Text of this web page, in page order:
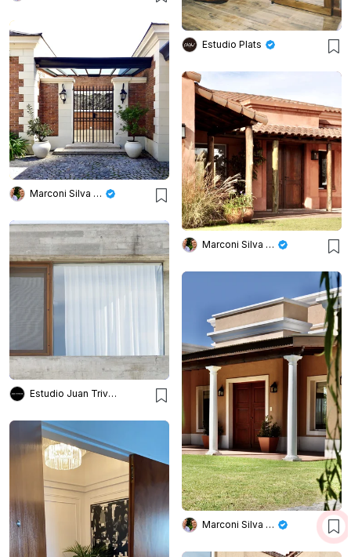
Estudio Plats
Marconi Silva Arquitectos
Marconi Silva Arquitectos
Estudio Juan Trivelloni
Marconi Silva Arquitectos